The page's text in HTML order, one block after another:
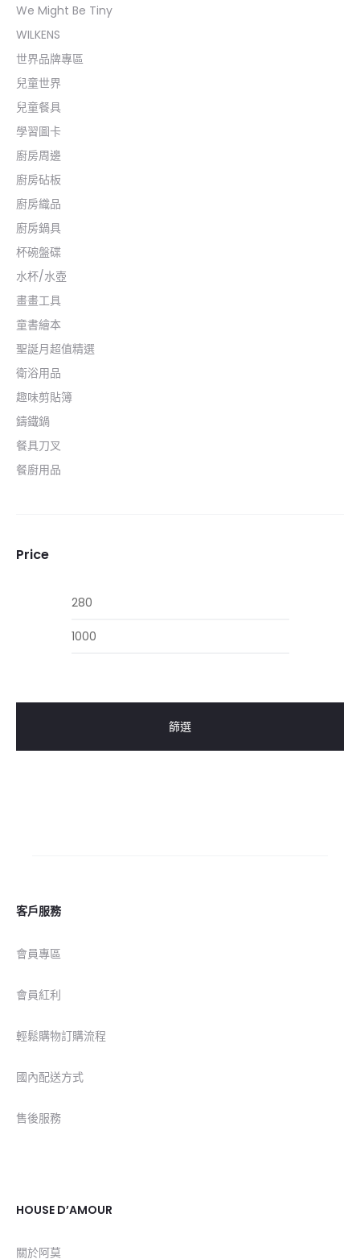
We Might Be Tiny
WILKENS
世界品牌專區
兒童世界
兒童餐具
學習圖卡
廚房周邊
廚房砧板
廚房織品
廚房鍋具
杯碗盤碟
水杯/水壺
畫畫工具
童書繪本
聖誕月超值精選
衛浴用品
趣味剪貼簿
鑄鐵鍋
餐具刀叉
餐廚用品
Price
篩選
客戶服務
會員專區
會員紅利
輕鬆購物訂購流程
國內配送方式
售後服務
HOUSE D’AMOUR
關於阿莫